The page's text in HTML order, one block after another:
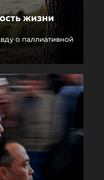
жизни
о паллиативной